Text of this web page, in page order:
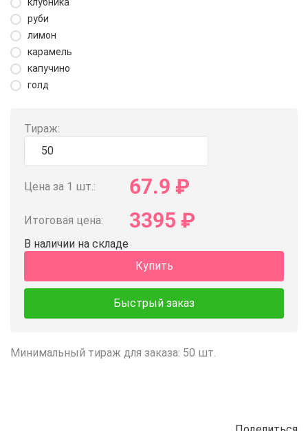
руби
лимон
карамель
капучино
голд
Тираж:
Цена за 1 шт.: 67.9 ₽
Итоговая цена: 3395 ₽
В наличии на складе
Купить
Быстрый заказ
Минимальный тираж для заказа: 50 шт.